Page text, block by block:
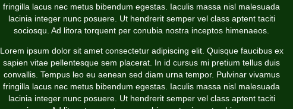
fringilla lacus nec metus bibendum egestas. Iaculis massa nisl malesuada
lacinia integer nunc posuere. Ut hendrerit semper vel class aptent taciti
sociosqu. Ad litora torquent per conubia nostra inceptos himenaeos.
Lorem ipsum dolor sit amet consectetur adipiscing elit. Quisque faucibus ex
sapien vitae pellentesque sem placerat. In id cursus mi pretium tellus duis
convallis. Tempus leo eu aenean sed diam urna tempor. Pulvinar vivamus
fringilla lacus nec metus bibendum egestas. Iaculis massa nisl malesuada
lacinia integer nunc posuere. Ut hendrerit semper vel class aptent taciti